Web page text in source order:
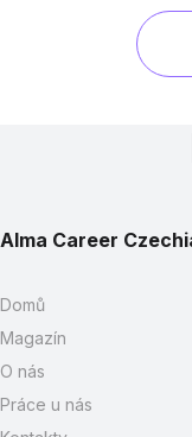
Alma Career
Domů
Magazín
O nás
Práce u nás